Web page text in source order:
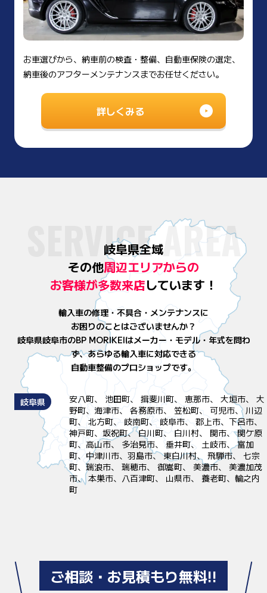
お車選びから、納車前の検査・整備、自動車保険の選定、
納車後のアフターメンテナンスまでお任せください。
詳しくみる
SERVICE AREA
岐阜県全域
その他周辺エリアからの
お客様が多数来店しています！
輸入車の修理・不具合・メンテナンスに
お困りのことはございませんか？
岐阜県岐阜市のBP MORIKEIはメーカー・モデル・年式を問わ
ず、あらゆる輸入車に対応できる
自動車整備のプロショップです。
岐阜県
安八町、 池田町、 揖斐川町、 恵那市、 大垣市、 大
野町、海津市、 各務原市、 笠松町、 可児市、 川辺
町、 北方町、 岐南町、 岐阜市、 郡上市、下呂市、
神戸町、坂祝町、 白川町、 白川村、 関市、 関ケ原
町、高山市、 多治見市、 垂井町、 土岐市、 富加
町、中津川市、羽島市、 東白川村、 飛騨市、 七宗
町、瑞浪市、 瑞穂市、 御嵩町、 美濃市、 美濃加茂
市、 本巣市、八百津町、 山県市、 養老町、輪之内
町
ご相談・お見積もり無料!!